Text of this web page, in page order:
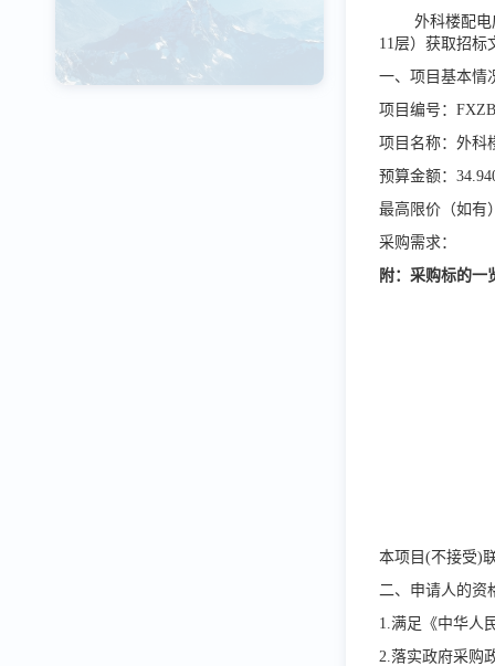
外科楼配
11层）获取招标
一、项目基本情
项目编号：
项目名称：外科
预算金额：
最高限价（如有
采购需求：
附：采购标的一
本项目(不接受)
二、申请人的资
1.满足《中华人
2.落实政府采购